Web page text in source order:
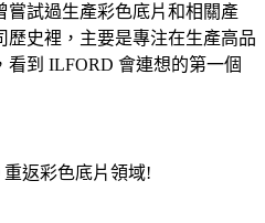
嘗試過生產彩色底片和相關產
歷史裡，主要是專注在生產高品
到 ILFORD 會連想的第一個
返彩色底片領域!